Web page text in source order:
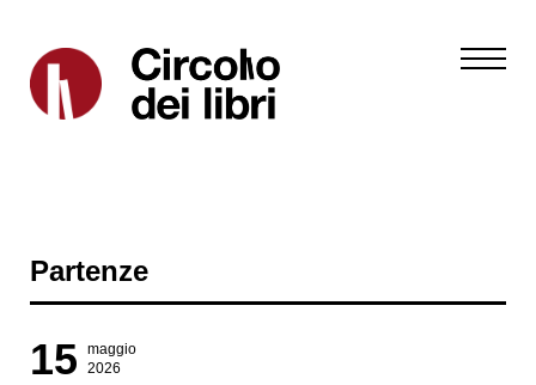
Partenze
15
maggio
2026